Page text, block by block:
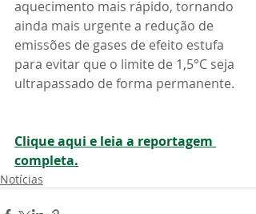
aquecimento mais rápido, tornando
ainda mais urgente a redução de
emissões de gases de efeito estufa
para evitar que o limite de 1,5°C seja
ultrapassado de forma permanente.
Clique aqui e leia a reportagem
completa.
Notícias